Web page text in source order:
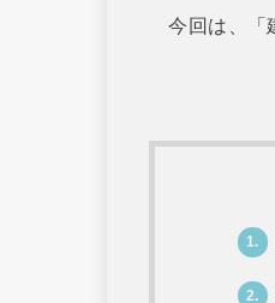
今回は、「
1.
2.